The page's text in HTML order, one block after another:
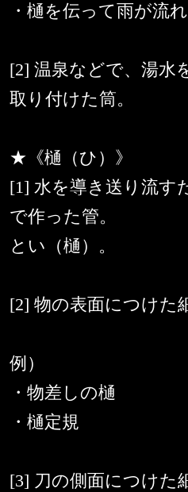
・樋を伝って雨が流
[2] 温泉などで、湯水
取り付けた筒。
★《樋（ひ）》
[1] 水を導き送り流す
で作った管。
とい（樋）。
[2] 物の表面につけた
例）
・物差しの樋
・樋定規
[3] 刀の側面につけた